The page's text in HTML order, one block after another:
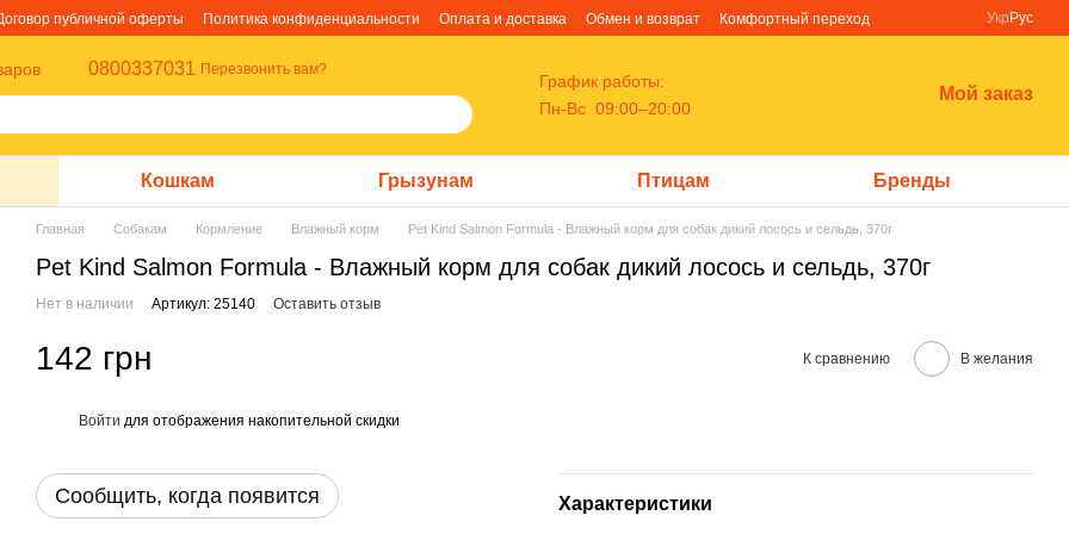
публичной оферты Политика конфиденциальности Оплата и доставка Обмен и возврат
Комфортный переход
Укр Рус
0800337031 Перезвонить вам?
График работы:
Пн-Вс 09:00–20:00
Мой заказ
Кошкам Грызунам Птицам Бренды
Главная Собакам Кормление Влажный корм Pet Kind Salmon Formula - Влажный корм для собак дикий лосось и сельдь, 370г
Pet Kind Salmon Formula - Влажный корм для собак дикий лосось и сельдь, 370г
Нет в наличии Артикул: 25140 Оставить отзыв
142 грн К сравнению В желания
Войти для отображения накопительной скидки
Сообщить, когда появится Характеристики